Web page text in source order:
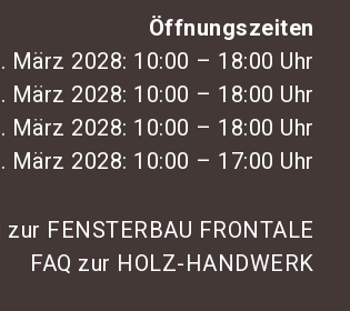
Öffnungszeiten
März 2028: 10:00 – 18:00 Uhr
März 2028: 10:00 – 18:00 Uhr
März 2028: 10:00 – 18:00 Uhr
März 2028: 10:00 – 17:00 Uhr
FENSTERBAU FRONTALE
FAQ zur HOLZ-HANDWERK